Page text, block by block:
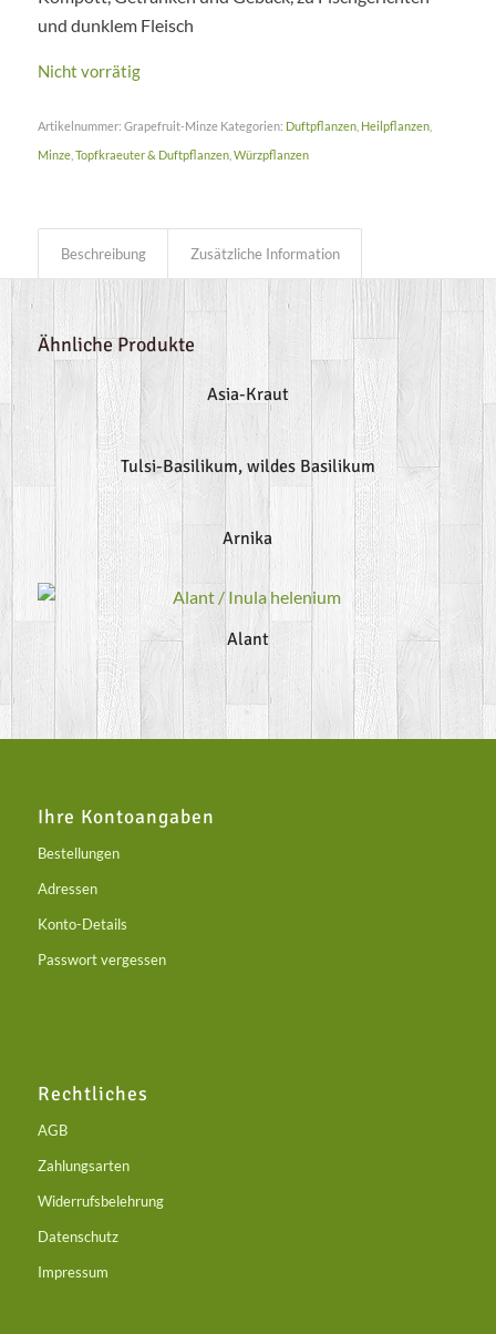
und dunklem Fleisch
Nicht vorrätig
Artikelnummer: Grapefruit-Minze Kategorien: Duftpflanzen, Heilpflanzen,
Minze, Topfkraeuter & Duftpflanzen, Würzpflanzen
Beschreibung Zusätzliche Information
Ähnliche Produkte
Asia-Kraut
Tulsi-Basilikum, wildes Basilikum
Arnika
Alant
Ihre Kontoangaben
Bestellungen
Adressen
Konto-Details
Passwort vergessen
Rechtliches
AGB
Zahlungsarten
Widerrufsbelehrung
Datenschutz
Impressum